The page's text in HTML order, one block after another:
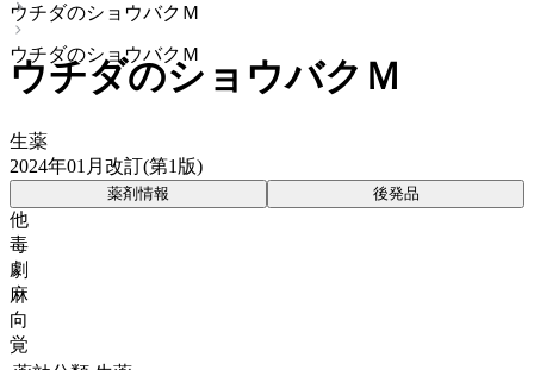
ウチダのショウバクＭ
ウチダのショウバクＭ
ウチダのショウバクＭ
生薬
2024年01月改訂(第1版)
薬剤情報 後発品
他
毒
劇
麻
向
覚